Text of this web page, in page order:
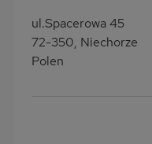
ul.Spacerowa 45
72-350, Niechorze
Polen